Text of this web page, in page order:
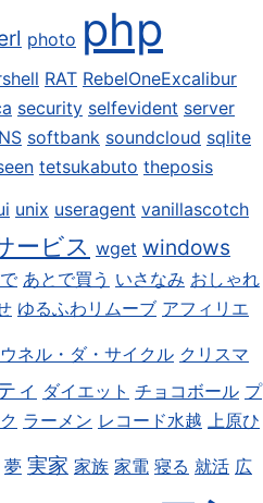
photo php
RAT RebelOneExcalibur
security selfevident server
softbank soundcloud sqlite
tetsukabuto theposis
unix useragent vanillascotch
ービス wget windows
あとで買う いさなみ おしゃれ
ゆるふわリムーブ アフィリエ
ネル・ダ・サイクル クリスマ
ィ ダイエット チョコボール プ
ラーメン レコード水越 上原ひ
夢 実家 家族 家電 寝る 就活 広